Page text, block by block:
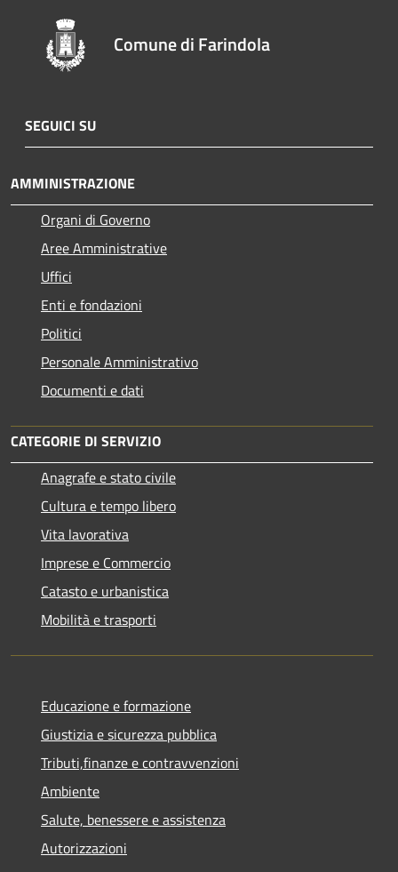
Comune di Farindola
SEGUICI SU
AMMINISTRAZIONE
Organi di Governo
Aree Amministrative
Uffici
Enti e fondazioni
Politici
Personale Amministrativo
Documenti e dati
CATEGORIE DI SERVIZIO
Anagrafe e stato civile
Cultura e tempo libero
Vita lavorativa
Imprese e Commercio
Catasto e urbanistica
Mobilità e trasporti
Educazione e formazione
Giustizia e sicurezza pubblica
Tributi,finanze e contravvenzioni
Ambiente
Salute, benessere e assistenza
Autorizzazioni